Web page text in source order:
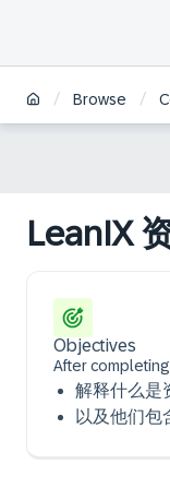
/ Browse /
LeanIX
Objectives
After
解释什么是
以及他们包